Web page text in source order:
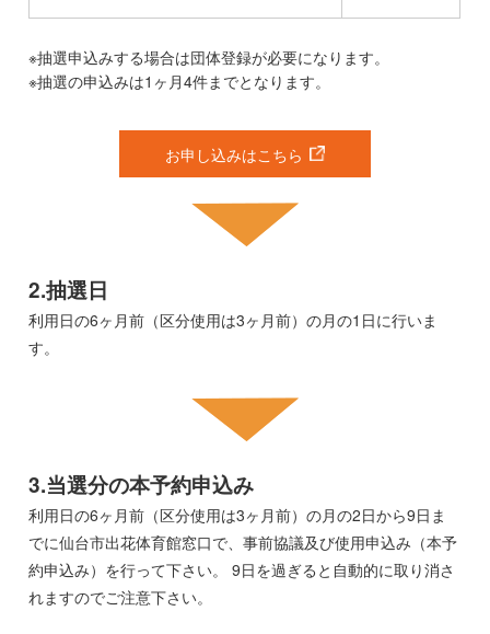
※抽選申込みする場合は団体登録が必要になります。
※抽選の申込みは1ヶ月4件までとなります。
お申し込みはこちら
2.抽選日
利用日の6ヶ月前（区分使用は3ヶ月前）の月の1日に行いま
す。
3.当選分の本予約申込み
利用日の6ヶ月前（区分使用は3ヶ月前）の月の2日から9日ま
でに仙台市出花体育館窓口で、事前協議及び使用申込み（本予
約申込み）を行って下さい。 9日を過ぎると自動的に取り消さ
れますのでご注意下さい。